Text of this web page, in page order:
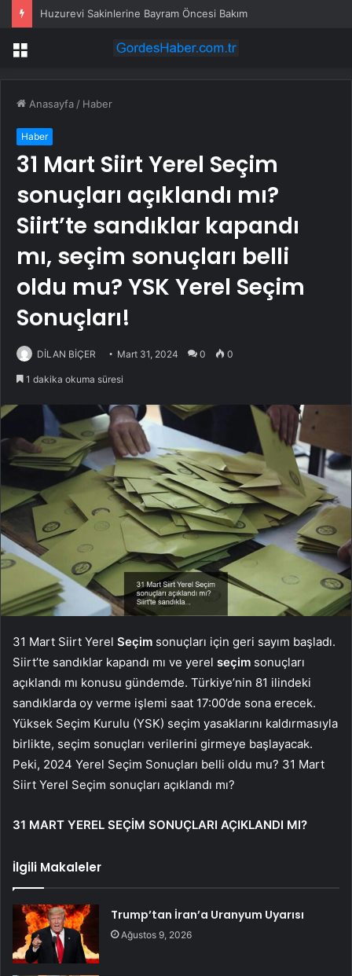
Huzurevi Sakinlerine Bayram Öncesi Bakım
Menü
Anasayfa / Haber
Haber
31 Mart Siirt Yerel Seçim
sonuçları açıklandı mı?
Siirt’te sandıklar kapandı
mı, seçim sonuçları belli
oldu mu? YSK Yerel Seçim
Sonuçları!
DİLAN BİÇER Mart 31, 2024 0 0
1 dakika okuma süresi
31 Mart Siirt Yerel Seçim sonuçları için geri sayım başladı.
Siirt’te sandıklar kapandı mı ve yerel seçim sonuçları
açıklandı mı konusu gündemde. Türkiye’nin 81 ilindeki
sandıklarda oy verme işlemi saat 17:00’de sona erecek.
Yüksek Seçim Kurulu (YSK) seçim yasaklarını kaldırmasıyla
birlikte, seçim sonuçları verilerini girmeye başlayacak.
Peki, 2024 Yerel Seçim Sonuçları belli oldu mu? 31 Mart
Siirt Yerel Seçim sonuçları açıklandı mı?
31 MART YEREL SEÇİM SONUÇLARI AÇIKLANDI MI?
İlgili Makaleler
Trump’tan İran’a Uranyum Uyarısı
Ağustos 9, 2026